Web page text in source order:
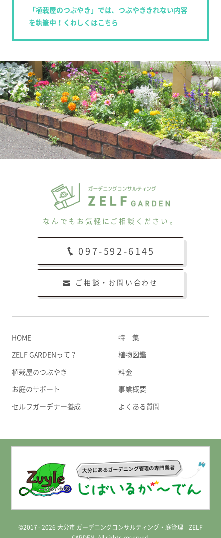
「植栽屋のつぶやき」では、つぶやききれない内容
を執筆中！くわしくはこちら
なんでもお気軽にご相談ください。
097-592-6145
ご相談・お問い合わせ
HOME
ZELF GARDENって？
植栽屋のつぶやき
お庭のサポート
セルフガーデナー養成
特 集
植物図鑑
料金
事業概要
よくある質問
©2017 - 2026 大分市 ガーデニングコンサルティング・庭管理 ZELF